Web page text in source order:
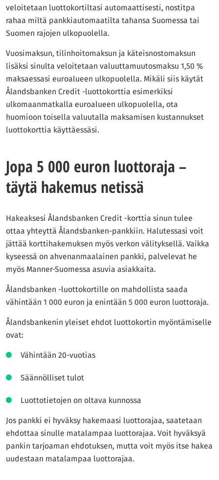
veloitetaan luottokortiltasi automaattisesti, nostitpa
rahaa miltä pankkiautomaatilta tahansa Suomessa tai
Suomen rajojen ulkopuolella.
Vuosimaksun, tilinhoitomaksun ja käteisnostomaksun
lisäksi sinulta veloitetaan valuuttamuutosmaksu 1,50 %
maksaessasi euroalueen ulkopuolella. Mikäli siis käytät
Ålandsbanken Credit -luottokorttia esimerkiksi
ulkomaanmatkalla euroalueen ulkopuolella, ota
huomioon toisella valuutalla maksamisen kustannukset
luottokorttia käyttäessäsi.
Jopa 5 000 euron luottoraja –
täytä hakemus netissä
Hakeaksesi Ålandsbanken Credit -korttia sinun tulee
ottaa yhteyttä Ålandsbanken-pankkiin. Halutessasi voit
jättää korttihakemuksen myös verkon välityksellä. Vaikka
kyseessä on ahvenanmaalainen pankki, palvelevat he
myös Manner-Suomessa asuvia asiakkaita.
Ålandsbanken -luottokortille on mahdollista saada
vähintään 1 000 euron ja enintään 5 000 euron luottoraja.
Ålandsbankenin yleiset ehdot luottokortin myöntämiselle
ovat:
Vähintään 20-vuotias
Säännölliset tulot
Luottotietojen on oltava kunnossa
Jos pankki ei hyväksy hakemaasi luottorajaa, saatetaan
ehdottaa sinulle matalampaa luottorajaa. Voit hyväksyä
pankin tarjoaman ehdotuksen, mutta voit myös itse hakea
uudestaan matalampaa luottorajaa.